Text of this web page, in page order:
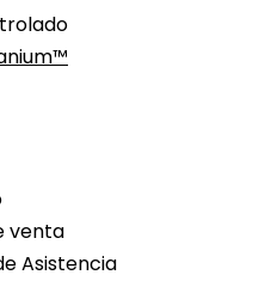
venta
Asistencia